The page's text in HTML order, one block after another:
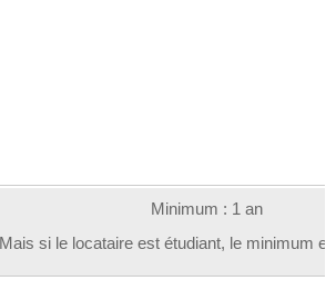
Minimum : 1 an
Mais si le locataire est étudiant, le minimum